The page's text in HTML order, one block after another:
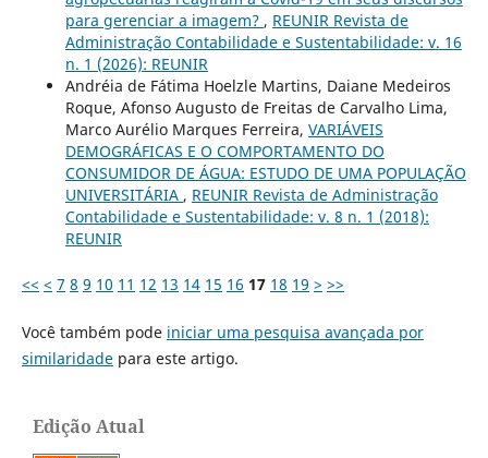
para gerenciar a imagem? , REUNIR Revista de
Administração Contabilidade e Sustentabilidade: v. 16
n. 1 (2026): REUNIR
Andréia de Fátima Hoelzle Martins, Daiane Medeiros
Roque, Afonso Augusto de Freitas de Carvalho Lima,
Marco Aurélio Marques Ferreira, VARIÁVEIS
DEMOGRÁFICAS E O COMPORTAMENTO DO
CONSUMIDOR DE ÁGUA: ESTUDO DE UMA POPULAÇÃO
UNIVERSITÁRIA , REUNIR Revista de Administração
Contabilidade e Sustentabilidade: v. 8 n. 1 (2018):
REUNIR
<< < 7 8 9 10 11 12 13 14 15 16 17 18 19 > >>
Você também pode iniciar uma pesquisa avançada por
similaridadepara este artigo.
Edição Atual